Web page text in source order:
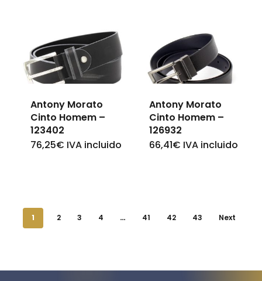
options
may
be
chosen
on
the
The
options
may
be
chosen
the
Antony Morato
Cinto Homem –
123402
76,25€ IVA incluido
This
variants.
Antony Morato
Cinto Homem –
126932
66,41€ IVA incluido
This
variants.
1 2 3 4 … 41 42 43 Next